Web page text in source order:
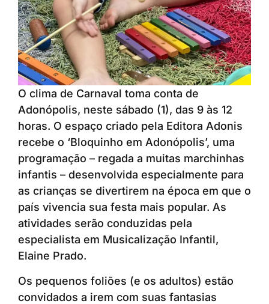
O clima de Carnaval toma conta de
Adonópolis, neste sábado (1), das 9 às 12
horas. O espaço criado pela Editora Adonis
recebe o ‘Bloquinho em Adonópolis’, uma
programação – regada a muitas marchinhas
infantis – desenvolvida especialmente para
as crianças se divertirem na época em que o
país vivencia sua festa mais popular. As
atividades serão conduzidas pela
especialista em Musicalização Infantil,
Elaine Prado.
Os pequenos foliões (e os adultos) estão
convidados a irem com suas fantasias